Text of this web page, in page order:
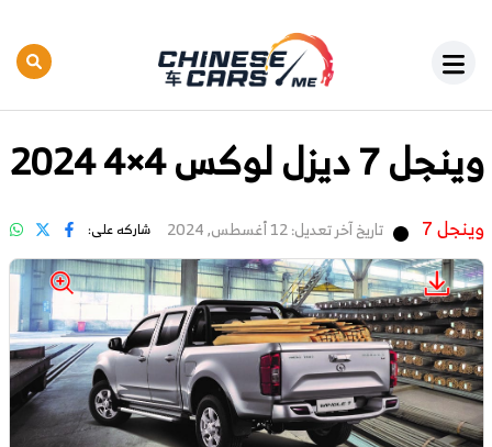
وينجل 7 ديزل لوكس 4×4 2024
وينجل 7 تاريخ آخر تعديل: 12 أغسطس, 2024 شاركه على: